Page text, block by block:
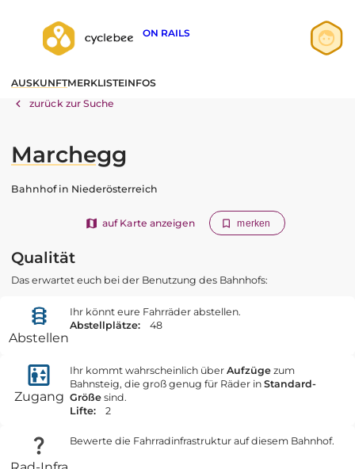
ON RAILS
AUSKUNFTMERKLISTEINFOS
zurück zur Suche
Marchegg
Bahnhof in Niederösterreich
auf Karte anzeigen merken
Qualität
Das erwartet euch bei der Benutzung des Bahnhofs:
Abstellen
Ihr könnt eure Fahrräder abstellen.
Abstellplätze:
48
Zugang
Ihr kommt wahrscheinlich über Aufzügezum
Bahnsteig, die groß genug für Räder in Standard-
Größesind.
Lifte:
2
Bewerte die Fahrradinfrastruktur auf diesem Bahnhof.